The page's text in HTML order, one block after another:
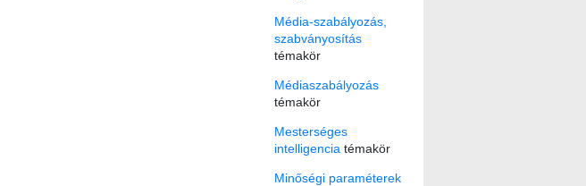
Média-szabályozás,
szabványosítás
témakör
Médiaszabályozás
témakör
Mesterséges
intelligencia témakör
Minőségi paraméterek